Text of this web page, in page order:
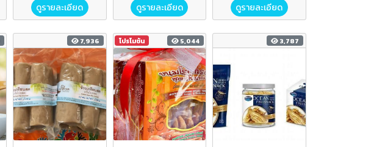
ดูรายละเอียด ดูรายละเอียด ดูรายละเอียด
7,936 โปรโมชัน 5,044 3,787